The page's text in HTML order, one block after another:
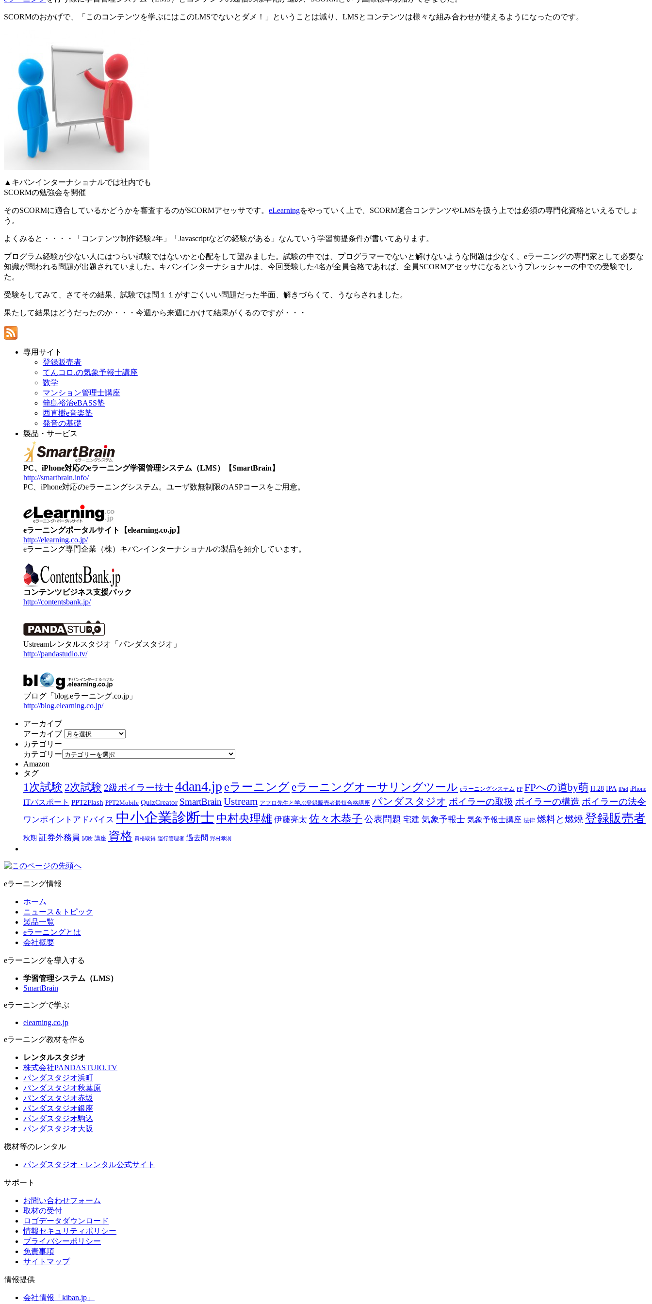
SCORMのおかげで、「このコンテンツを学ぶにはこのLMSでないとダメ！」ということは減り、LMSとコンテンツは様々な組み合わせが使えるようになったのです。
▲キバンインターナショナルでは社内でも
SCORMの勉強会を開催
そのSCORMに適合しているかどうかを審査するのがSCORMアセッサです。 eLearningをやっていく上で、SCORM適合コンテンツやLMSを扱う上では必須の専門化資格といえるでしょ
う。
よくみると・・・・「コンテンツ制作経験2年」「Javascriptなどの経験がある」なんていう学習前提条件が書いてあります。
プログラム経験が少ない人にはつらい試験ではないかと心配をして望みました。試験の中では、プログラマーでないと解けないような問題は少なく、eラーニングの専門家として必要な
知識が問われる問題が出題されていました。キバンインターナショナルは、今回受験した4名が全員合格であれば、全員SCORMアセッサになるというプレッシャーの中での受験でし
た。
受験をしてみて、さてその結果、試験では問１１がすごくいい問題だった半面、解きづらくて、うならされました。
果たして結果はどうだったのか・・・今週から来週にかけて結果がくるのですが・・・
専用サイト
登録販売者
てんコロ.の気象予報士講座
数学
マンション管理士講座
箭島裕治eBASS塾
西直樹e音楽塾
発音の基礎
製品・サービス
PC、iPhone対応のeラーニング学習管理システム（LMS）【SmartBrain】
http://smartbrain.info/
PC、iPhone対応のeラーニングシステム。ユーザ数無制限のASPコースをご用意。
eラーニングポータルサイト【elearning.co.jp】
http://elearning.co.jp/
eラーニング専門企業（株）キバンインターナショナルの製品を紹介しています。
コンテンツビジネス支援パック
http://contentsbank.jp/
Ustreamレンタルスタジオ「パンダスタジオ」
http://pandastudio.tv/
ブログ「blog.eラーニング.co.jp」
http://blog.elearning.co.jp/
アーカイブ
アーカイブ
カテゴリー
カテゴリー
Amazon
タグ
1次試験 2次試験 2級ボイラー技士4dan4.jp eラーニング eラーニングオーサリングツール eラーニングシステム FP FPへの道by萌 H.28 IPA iPad iPhone
ITパスポート PPT2Flash PPT2Mobile QuizCreator SmartBrain Ustream アフロ先生と学ぶ登録販売者最短合格講座 パンダスタジオ ボイラーの取扱 ボイラーの構造 ボイラーの法令
ワンポイントアドバイス 中小企業診断士 中村央理雄 伊藤亮太 佐々木恭子 公表問題 宅建 気象予報士 気象予報士講座 法律 燃料と燃焼 登録販売者
秋期 証券外務員 試験 講座 資格 資格取得 運行管理者 過去問 野村孝則
eラーニング情報
ホーム
ニュース＆トピック
製品一覧
eラーニングとは
会社概要
eラーニングを導入する
学習管理システム（LMS）
SmartBrain
eラーニングで学ぶ
elearning.co.jp
eラーニング教材を作る
レンタルスタジオ
株式会社PANDASTUIO.TV
パンダスタジオ浜町
パンダスタジオ秋葉原
パンダスタジオ赤坂
パンダスタジオ銀座
パンダスタジオ駒込
パンダスタジオ大阪
機材等のレンタル
パンダスタジオ・レンタル公式サイト
サポート
お問い合わせフォーム
取材の受付
ロゴデータダウンロード
情報セキュリティポリシー
プライバシーポリシー
免責事項
サイトマップ
情報提供
会社情報「kiban.jp」